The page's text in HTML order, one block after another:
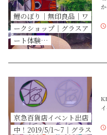
鯉のぼり｜無印良品｜ワ
ークショップ｜グラスア
ート体験…
京急百貨店イベント出店
中！2019/5/1〜7｜グラス